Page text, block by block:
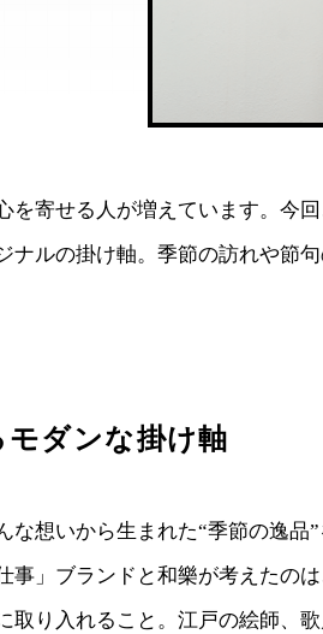
寄せる人が増えています。今回
ナルの掛け軸。季節の訪れや節
ダンな掛け軸
想いから生まれた“季節の逸品”
事」ブランドと和樂が考えたの
取り入れること。江戸の絵師、